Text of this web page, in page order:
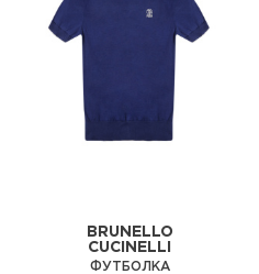
BRUNELLO
CUCINELLI
ФУТБОЛКА